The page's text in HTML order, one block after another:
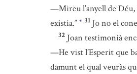
—Mireu l’anyell de Déu,
existia.” * 31 Jo no el
32 Joan testimonià
—He vist l’Esperit que
damunt el qual veuràs